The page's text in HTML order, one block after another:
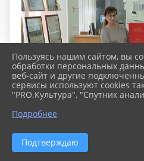
Пользуясь нашим сайтом, вы
обработки персональных
веб-сайт и другие
сервисы используют cookies
"PRO.Культура", "Спутник
Подробнее
Подтверждаю